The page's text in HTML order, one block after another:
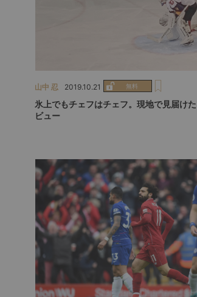
山中 忍 2019.10.21
氷上でもチェフはチェフ。現地で見届け
ビュー